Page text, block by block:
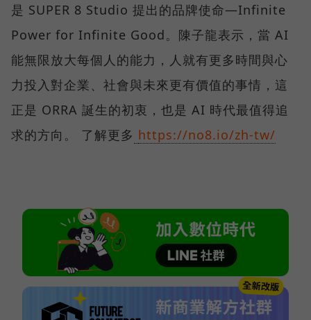
是 SUPER 8 Studio 提出的品牌使命—Infinite
Power for Infinite Good。陳子龍表示，當 AI
能無限放大每個人的能力，人就有更多時間與心
力投入對企業、社會與未來更有價值的事情，這
正是 ORRA 誕生的初衷，也是 AI 時代最值得追
求的方向。 了解更多 https://no8.io/zh-tw/